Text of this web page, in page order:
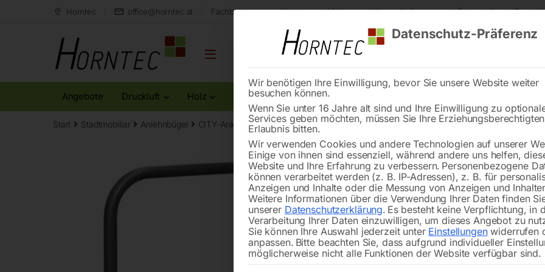
Horntec office@horntec.at Fachberatung aus Kärnten Markenqualität Lieferung nach Österreich und
Angebote Druckluft Holz Metall Reinigung
Start Stadtmobiliar Anlehnbügel CITY-Anlehnbügel SPRINT
🔍
preisgünstiger und universeller
Datenschutz-Präferenz
Wir benötigen Ihre Einwilligung, bevor Sie unsere Website weiter
besuchen können.
Wenn Sie unter 16 Jahre alt sind und Ihre Einwilligung zu
Services geben möchten, müssen Sie Ihre
Erlaubnis bitten.
Wir verwenden Cookies und andere Technologien auf unserer
Einige von ihnen sind essenziell, während andere uns helfen,
Website und Ihre Erfahrung zu verbessern. Personenbezogene
können verarbeitet werden (z. B. IP-Adressen), z. B. für
Anzeigen und Inhalte oder die Messung von Anzeigen und
Weitere Informationen über die Verwendung Ihrer Daten finden
unserer Datenschutzerklärung. Es besteht keine Verpflichtung, in
Verarbeitung Ihrer Daten einzuwilligen, um dieses Angebot zu
Sie können Ihre Auswahl jederzeit unter Einstellungenwiderrufen
anpassen. Bitte beachten Sie, dass aufgrund individueller
möglicherweise nicht alle Funktionen der Website verfügbar sind.